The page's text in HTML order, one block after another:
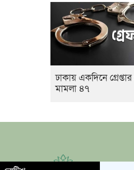
ঢাকায় একদিনে
মামলা ৪৭